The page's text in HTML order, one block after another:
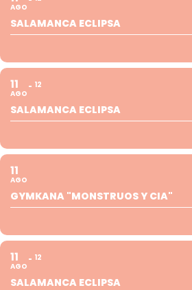
AGO
SALAMANCA ECLIPSA
11
AGO
12
SALAMANCA ECLIPSA
11
AGO
GYMKANA "MONSTRUOS Y CIA"
11
AGO
12
SALAMANCA ECLIPSA